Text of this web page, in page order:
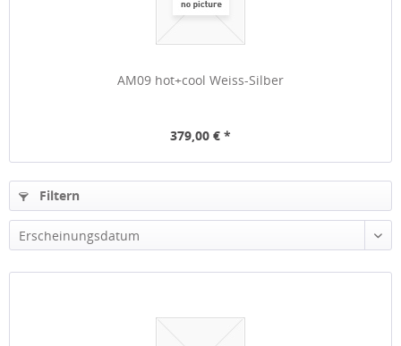
AM09 hot+cool Weiss-Silber
379,00 € *
Filtern
Erscheinungsdatum